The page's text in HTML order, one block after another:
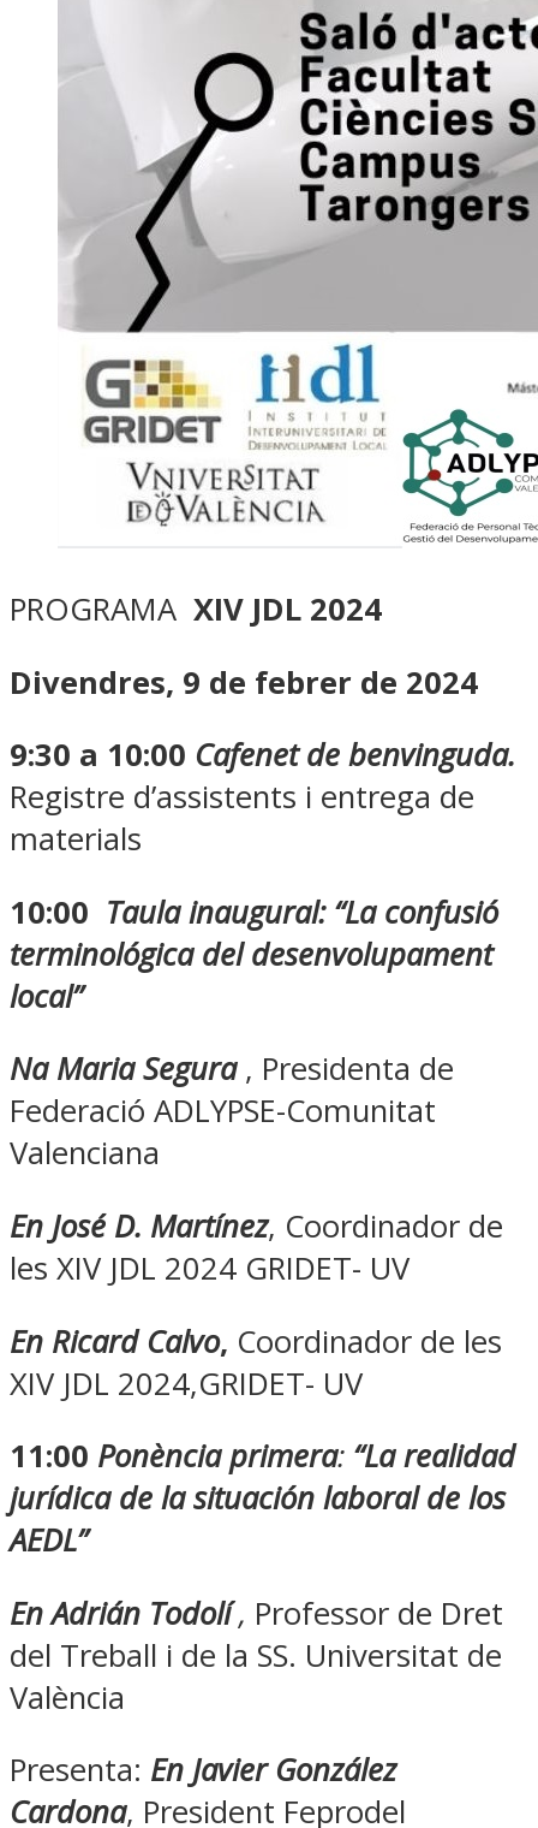
PROGRAMA XIV JDL 2024
Divendres, 9 de febrer de 2024
9:30 a 10:00 Cafenet de benvinguda.
Registre d’assistents i entrega de
materials
10:00 Taula inaugural: “La confusió
terminológica del desenvolupament
local”
Na Maria Segura , Presidenta de
Federació ADLYPSE-Comunitat
Valenciana
En José D. Martínez, Coordinador de
les XIV JDL 2024 GRIDET- UV
En Ricard Calvo, Coordinador de les
XIV JDL 2024,GRIDET- UV
11:00 Ponència primera: “La realidad
jurídica de la situación laboral de los
AEDL”
En Adrián Todolí, Professor de Dret
del Treball i de la SS. Universitat de
València
Presenta: En Javier González
Cardona, President Feprodel